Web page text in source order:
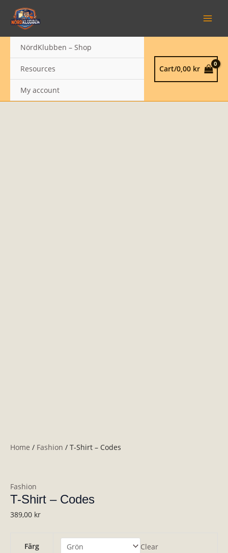
content
NördKlubben – Shop
Resources
My account
Cart/0,00 kr
Home / Fashion / T-Shirt – Codes
Fashion
T-Shirt – Codes
389,00 kr
Färg Clear
Shirt
-
Codes
quantity